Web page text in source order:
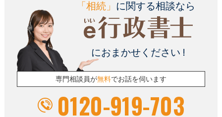
「相続」 に関する相談なら
におまかせください !
専門相談員が無料でお話を伺います
0120-919-703